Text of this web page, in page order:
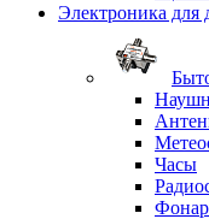
Электроника для
Часы